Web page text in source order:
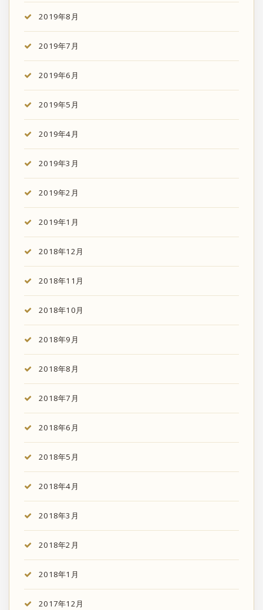
2019年8月
2019年7月
2019年6月
2019年5月
2019年4月
2019年3月
2019年2月
2019年1月
2018年12月
2018年11月
2018年10月
2018年9月
2018年8月
2018年7月
2018年6月
2018年5月
2018年4月
2018年3月
2018年2月
2018年1月
2017年12月